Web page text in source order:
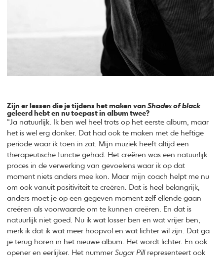
Zijn er lessen die je tijdens het maken vanShades of black
geleerd hebt en nu toepast in album twee?
“Ja natuurlijk. Ik ben wel heel trots op het eerste album, maar
het is wel erg donker. Dat had ook te maken met de heftige
periode waar ik toen in zat. Mijn muziek heeft altijd een
therapeutische functie gehad. Het creëren was een natuurlijk
proces in de verwerking van gevoelens waar ik op dat
moment niets anders mee kon. Maar mijn coach helpt me nu
om ook vanuit positiviteit te creëren. Dat is heel belangrijk,
anders moet je op een gegeven moment zelf ellende gaan
creëren als voorwaarde om te kunnen creëren. En dat is
natuurlijk niet goed. Nu ik wat losser ben en wat vrijer ben,
merk ik dat ik wat meer hoopvol en wat lichter wil zijn. Dat ga
je terug horen in het nieuwe album. Het wordt lichter. En ook
opener en eerlijker. Het nummerSugar Pillrepresenteert ook